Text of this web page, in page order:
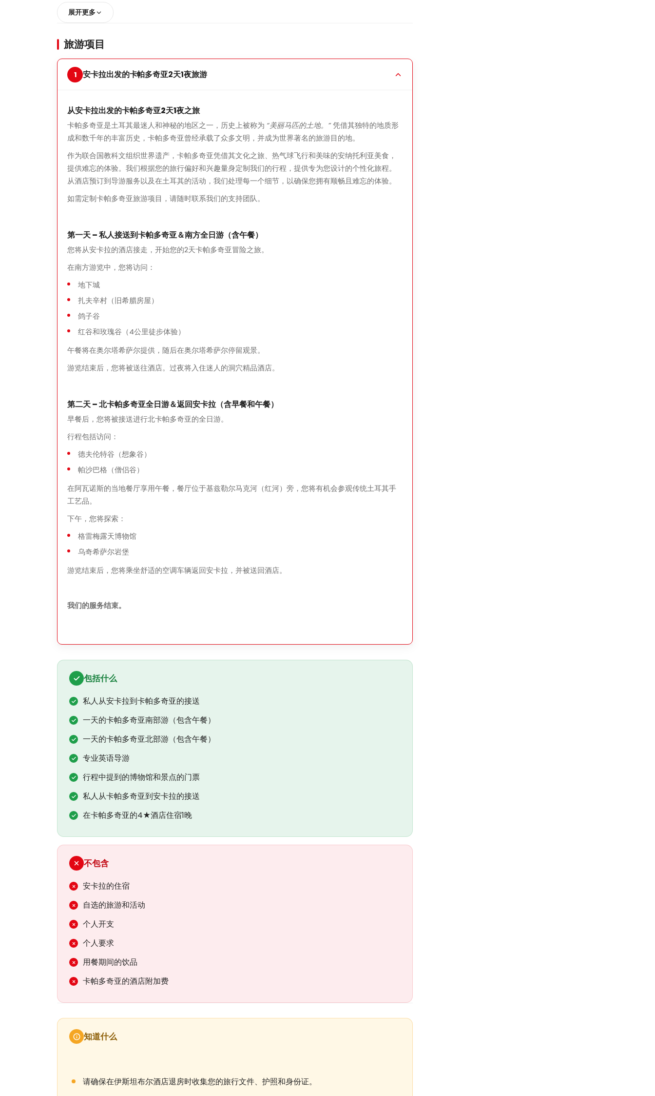
展开更多
旅游项目
安卡拉出发的卡帕多奇亚2天1夜旅游
从安卡拉出发的卡帕多奇亚2天1夜之旅
卡帕多奇亚是土耳其最迷人和神秘的地区之一，历史上被称为 “美丽马匹的土地。”凭借其独特的地质形
成和数千年的丰富历史，卡帕多奇亚曾经承载了众多文明，并成为世界著名的旅游目的地。
作为联合国教科文组织世界遗产，卡帕多奇亚凭借其文化之旅、热气球飞行和美味的安纳托利亚美食，
提供难忘的体验。我们根据您的旅行偏好和兴趣量身定制我们的行程，提供专为您设计的个性化旅程。
从酒店预订到导游服务以及在土耳其的活动，我们处理每一个细节，以确保您拥有顺畅且难忘的体验。
如需定制卡帕多奇亚旅游项目，请随时联系我们的支持团队。
第一天 – 私人接送到卡帕多奇亚＆南方全日游（含午餐）
您将从安卡拉的酒店接走，开始您的2天卡帕多奇亚冒险之旅。
在南方游览中，您将访问：
地下城
扎夫辛村（旧希腊房屋）
鸽子谷
红谷和玫瑰谷（4公里徒步体验）
午餐将在奥尔塔希萨尔提供，随后在奥尔塔希萨尔停留观景。
游览结束后，您将被送往酒店。过夜将入住迷人的洞穴精品酒店。
第二天 – 北卡帕多奇亚全日游＆返回安卡拉（含早餐和午餐）
早餐后，您将被接送进行北卡帕多奇亚的全日游。
行程包括访问：
德夫伦特谷（想象谷）
帕沙巴格（僧侣谷）
在阿瓦诺斯的当地餐厅享用午餐，餐厅位于基兹勒尔马克河（红河）旁，您将有机会参观传统土耳其手
工艺品。
下午，您将探索：
格雷梅露天博物馆
乌奇希萨尔岩堡
游览结束后，您将乘坐舒适的空调车辆返回安卡拉，并被送回酒店。
我们的服务结束。
包括什么
私人从安卡拉到卡帕多奇亚的接送
一天的卡帕多奇亚南部游（包含午餐）
一天的卡帕多奇亚北部游（包含午餐）
专业英语导游
行程中提到的博物馆和景点的门票
私人从卡帕多奇亚到安卡拉的接送
在卡帕多奇亚的4★酒店住宿1晚
不包含
安卡拉的住宿
自选的旅游和活动
个人开支
个人要求
用餐期间的饮品
卡帕多奇亚的酒店附加费
知道什么
请确保在伊斯坦布尔酒店退房时收集您的旅行文件、护照和身份证。